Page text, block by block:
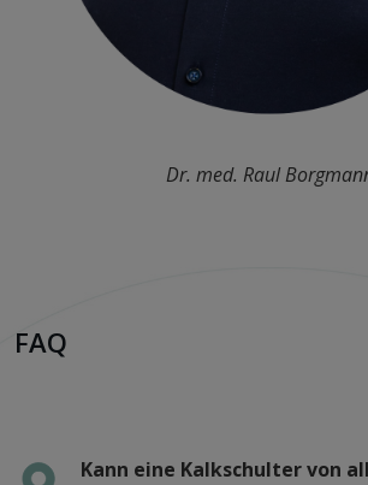
Dr. med. Raul
FAQ
Kann eine Kalkschulter von